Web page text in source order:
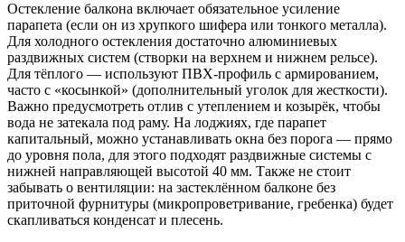
Остекление балкона включает обязательное усиление
парапета (если он из хрупкого шифера или тонкого металла).
Для холодного остекления достаточно алюминиевых
раздвижных систем (створки на верхнем и нижнем рельсе).
Для тёплого — используют ПВХ-профиль с армированием,
часто с «косынкой» (дополнительный уголок для жесткости).
Важно предусмотреть отлив с утеплением и козырёк, чтобы
вода не затекала под раму. На лоджиях, где парапет
капитальный, можно устанавливать окна без порога — прямо
до уровня пола, для этого подходят раздвижные системы с
нижней направляющей высотой 40 мм. Также не стоит
забывать о вентиляции: на застеклённом балконе без
приточной фурнитуры (микропроветривание, гребенка) будет
скапливаться конденсат и плесень.